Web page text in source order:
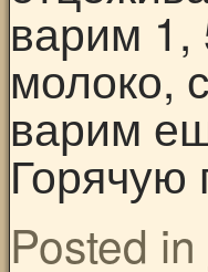
варим 1,
молоко,
варим
Горячую
Posted in